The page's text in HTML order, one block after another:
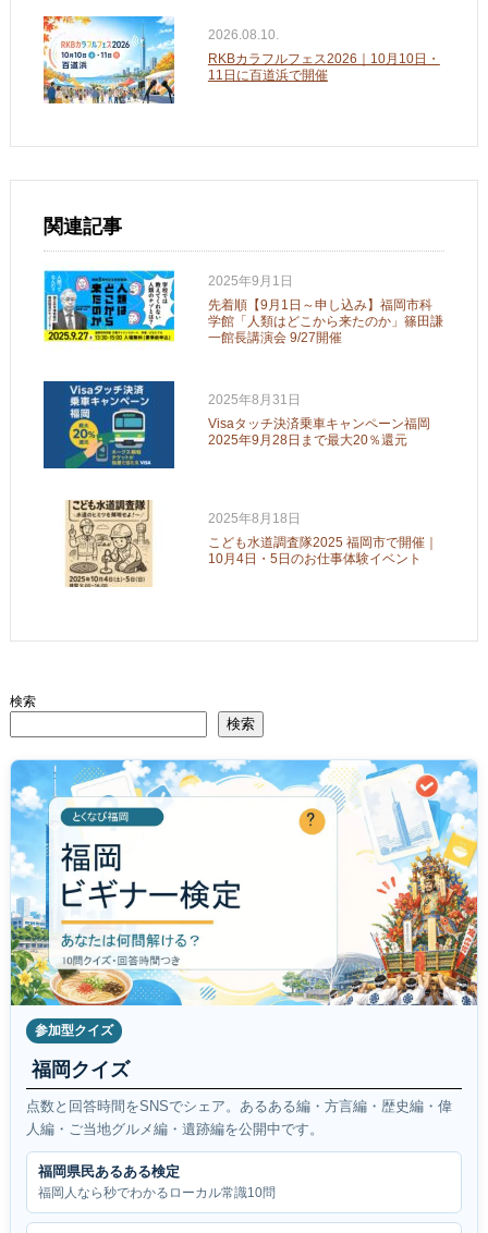
2026.08.10.
RKBカラフルフェス2026｜10月10日・
11日に百道浜で開催
関連記事
2025年9月1日
先着順【9月1日～申し込み】福岡市科
学館「人類はどこから来たのか」篠田謙
一館長講演会 9/27開催
2025年8月31日
Visaタッチ決済乗車キャンペーン福岡
2025年9月28日まで最大20％還元
2025年8月18日
こども水道調査隊2025 福岡市で開催｜
10月4日・5日のお仕事体験イベント
検索
検索
参加型クイズ
福岡クイズ
点数と回答時間をSNSでシェア。あるある編・方言編・歴史編・偉
人編・ご当地グルメ編・遺跡編を公開中です。
福岡県民あるある検定
福岡人なら秒でわかるローカル常識10問